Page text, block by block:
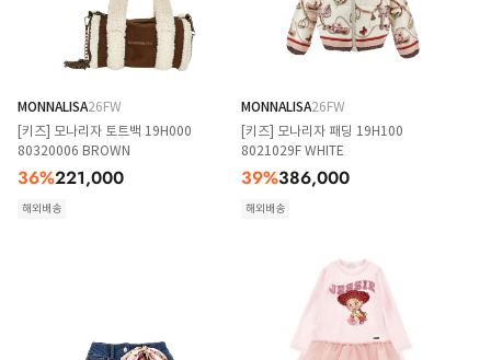
MONNALISA26FW
[키즈] 모나리자 토트백 19H000
80320006 BROWN
36%221,000
해외배송
MONNALISA26FW
[키즈] 모나리자 패딩 19H100
8021029F WHITE
39%386,000
해외배송